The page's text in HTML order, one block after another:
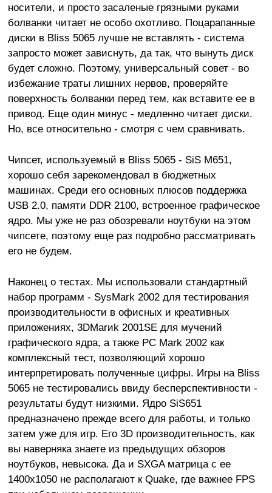
носители, и просто засаленые грязными руками
болванки читает не особо охотливо. Поцарапанные
диски в Bliss 5065 лучше не вставлять - система
запросто может зависнуть, да так, что вынуть диск
будет сложно. Поэтому, универсальный совет - во
избежание траты лишних нервов, проверяйте
поверхность болванки перед тем, как вставите ее в
привод. Еще один минус - медленно читает диски.
Но, все относительно - смотря с чем сравнивать.
Чипсет, используемый в Bliss 5065 - SiS M651,
хорошо себя зарекомендовал в бюджетных
машинах. Среди его основных плюсов поддержка
USB 2.0, памяти DDR 2100, встроенное графическое
ядро. Мы уже не раз обозревали ноутбуки на этом
чипсете, поэтому еще раз подробно рассматривать
его не будем.
Наконец о тестах. Мы использовали стандартный
набор программ - SysMark 2002 для тестирования
производительности в офисных и креативных
приложениях, 3DMarиk 2001SE для мучений
графического ядра, а также PC Mark 2002 как
комплексный тест, позволяющий хорошо
интерпретировать полученные цифры. Игры на Bliss
5065 не тестировались ввиду бесперспективности -
результаты будут низкими. Ядро SiS651
предназначено прежде всего для работы, и только
затем уже для игр. Его 3D производительность, как
вы наверняка знаете из предыдущих обзоров
ноутбуков, невысока. Да и SXGA матрица с ее
1400x1050 не располагают к Quake, где важнее FPS